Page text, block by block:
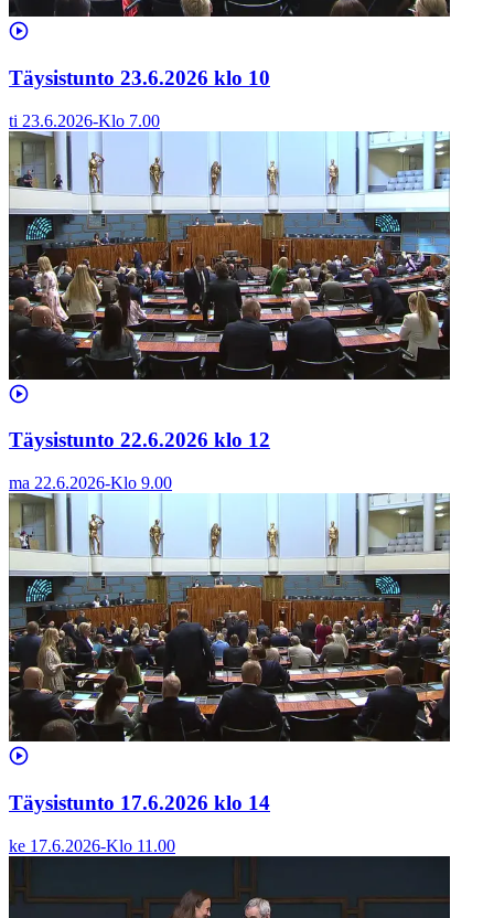
Täysistunto 23.6.2026 klo 10
ti 23.6.2026-Klo 7.00
Täysistunto 22.6.2026 klo 12
ma 22.6.2026-Klo 9.00
Täysistunto 17.6.2026 klo 14
ke 17.6.2026-Klo 11.00